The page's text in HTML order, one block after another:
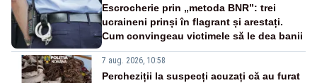
Escrocherie prin „metoda BNR”: trei
ucraineni prinși în flagrant și arestați.
Cum convingeau victimele să le dea banii
7 aug. 2026, 10:58
Percheziții la suspecți acuzați că au furat